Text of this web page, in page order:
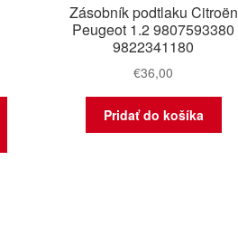
Zásobník podtlaku Citroën
Peugeot 1.2 9807593380
9822341180
€36,00
Pridať do košíka